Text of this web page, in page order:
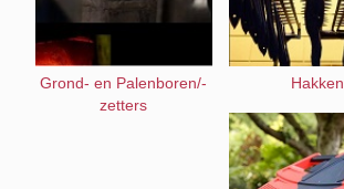
Grond- en Palenboren/-
zetters
Hakken